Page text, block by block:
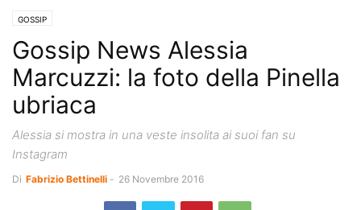
GOSSIP
Gossip News Alessia
Marcuzzi: la foto della Pinella
ubriaca
Alessia si mostra in una veste insolita ai suoi fan su
Instagram
Di Fabrizio Bettinelli - 26 Novembre 2016